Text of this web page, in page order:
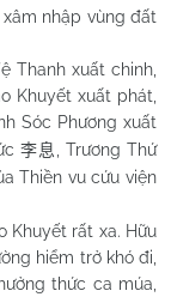
nhập vùng đất
xuất chinh,
Khuyết xuất phát,
Sóc Phương xuất
李息
, Trương Thứ
Thiền vu cứu viện
rất xa. Hữu
hiểm trở khó đi,
thức ca múa,